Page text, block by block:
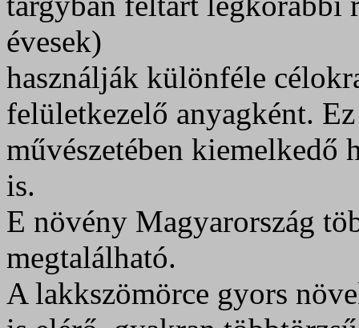
évesek)
használják különféle
felületkezelő anyagként.
művészetében
is.
E növény Magyarország
megtalálható.
A lakkszömörce gyors